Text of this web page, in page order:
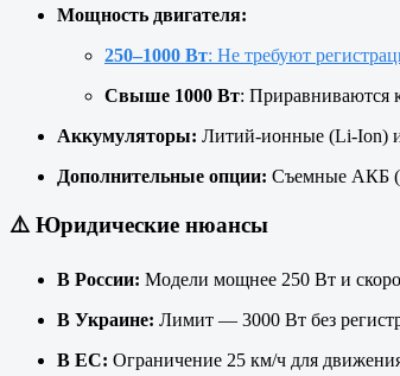
Мощность двигателя:
250–1000 Вт: Не требуют
Свыше 1000 Вт:
Аккумуляторы: Литий-ионные (Li-Ion)
Дополнительные опции: Съемные АКБ
⚠️ Юридические нюансы
В России: Модели мощнее 250 Вт и
В Украине: Лимит — 3000 Вт без
В ЕС: Ограничение 25 км/ч для